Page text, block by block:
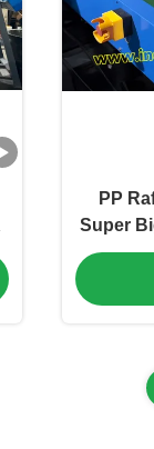
PP
Super